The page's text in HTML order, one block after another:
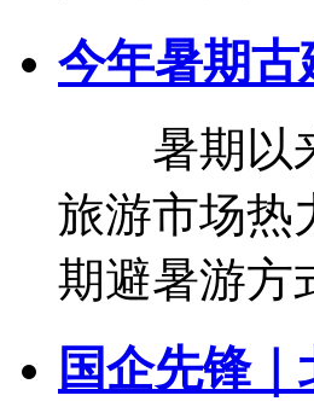
今年暑期
暑期以来
旅游市场热
期避暑游方
国企先锋